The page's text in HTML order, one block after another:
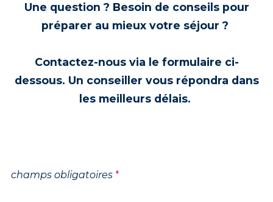
Une question ? Besoin de conseils pour
préparer au mieux votre séjour ?
Contactez-nous via le formulaire ci-
dessous. Un conseiller vous répondra dans
les meilleurs délais.
champs obligatoires *